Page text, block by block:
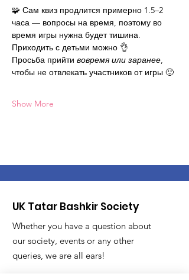
🧩 Сам квиз продлится примерно 1.5–2
часа — вопросы на время, поэтому во
время игры нужна будет тишина.
Приходить с детьми можно 👌
Просьба прийти вовремя или заранее,
чтобы не отвлекать участников от игры 🙂
Show More
UK Tatar Bashkir Society
Whether you have a question about
our society, events or any other
queries, we are all ears!